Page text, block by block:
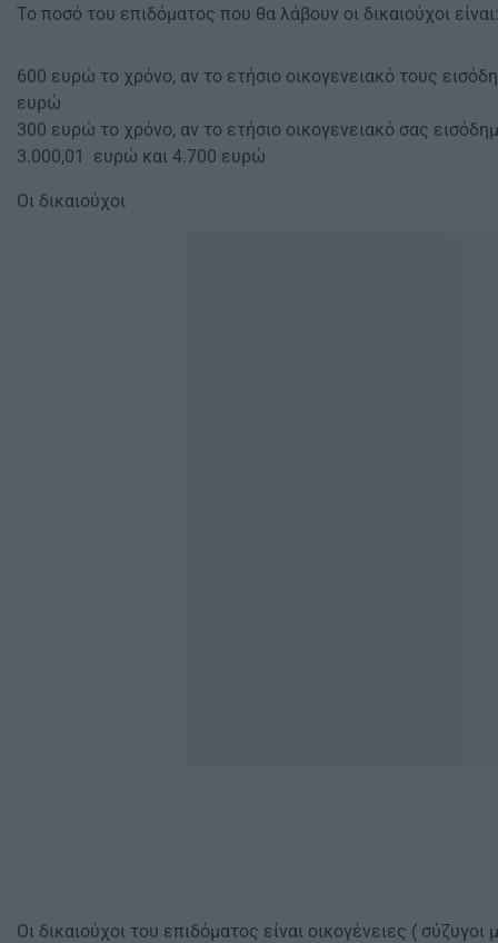
Το ποσό του επιδόματος που θα λάβουν οι δικαιούχοι είναι:
600 ‎ευρώ το χρόνο, αν το ετήσιο οικογενειακό τους
‎ευρώ
300 ‎ευρώ το χρόνο, αν το ετήσιο οικογενειακό σας
3.000,01 ‎ ευρώ και 4.700 ευρώ
Οι δικαιούχοι
Οι δικαιούχοι του επιδόματος είναι οικογένειες (